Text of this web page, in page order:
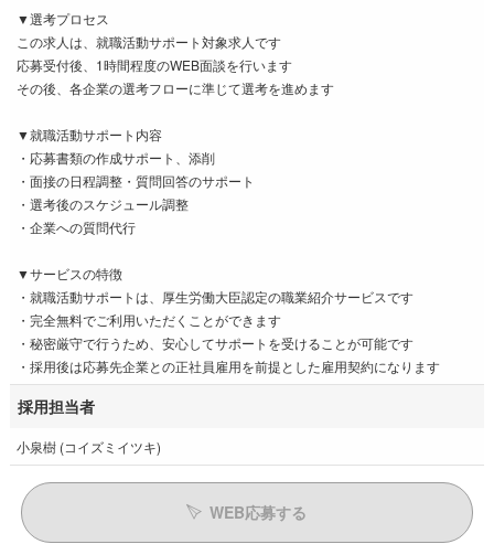
▼選考プロセス
この求人は、就職活動サポート対象求人です
応募受付後、1時間程度のWEB面談を行います
その後、各企業の選考フローに準じて選考を進めます
▼就職活動サポート内容
・応募書類の作成サポート、添削
・面接の日程調整・質問回答のサポート
・選考後のスケジュール調整
・企業への質問代行
▼サービスの特徴
・就職活動サポートは、厚生労働大臣認定の職業紹介サービスです
・完全無料でご利用いただくことができます
・秘密厳守で行うため、安心してサポートを受けることが可能です
・採用後は応募先企業との正社員雇用を前提とした雇用契約になります
採用担当者
小泉樹 (コイズミイツキ)
WEB応募する